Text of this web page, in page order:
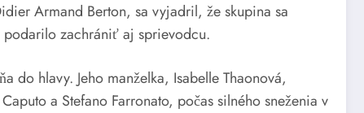
Armand Berton, sa vyjadril, že skupina sa
zachrániť aj sprievodcu.
hlavy. Jeho manželka, Isabelle Thaonová,
a Stefano Farronato, počas silného sneženia v